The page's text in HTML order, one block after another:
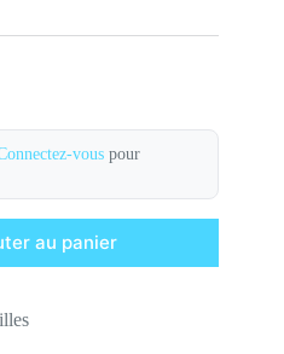
vous pour
au panier